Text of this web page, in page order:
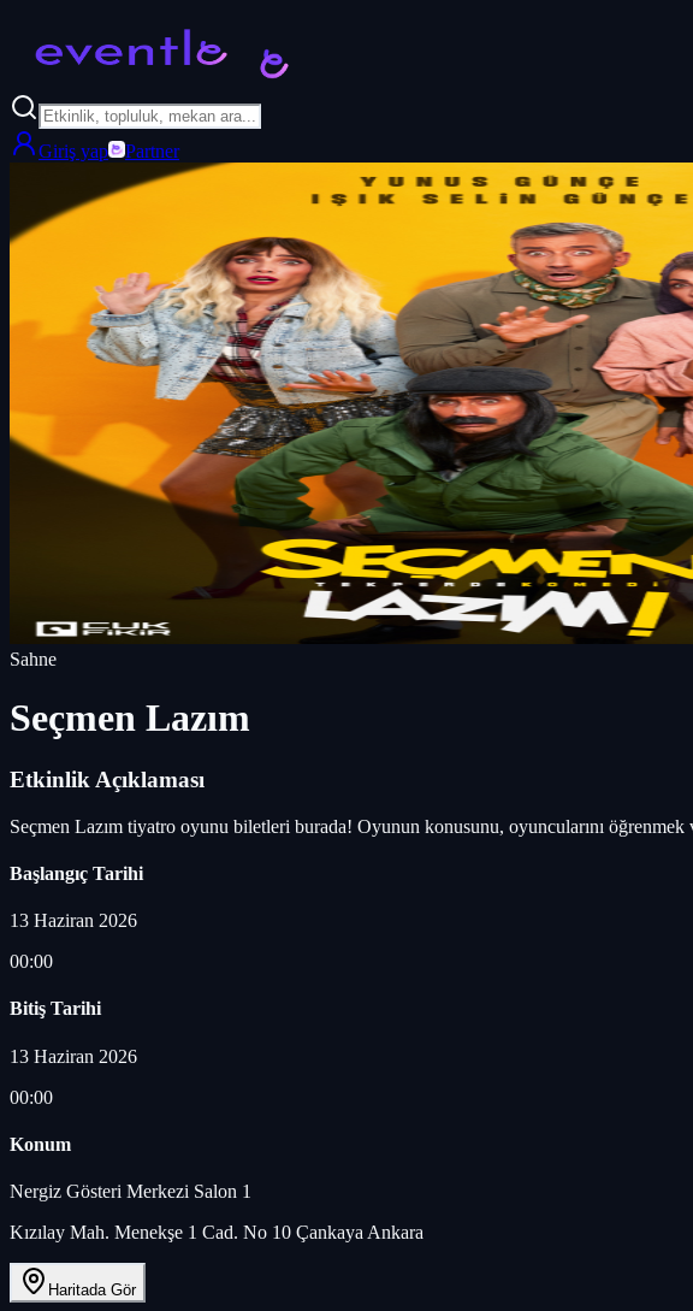
Giriş yap Partner
Sahne
Seçmen Lazım
Etkinlik Açıklaması
Seçmen Lazım tiyatro oyunu biletleri burada! Oyunun konusunu, oyuncularını
Başlangıç Tarihi
13 Haziran 2026
00:00
Bitiş Tarihi
13 Haziran 2026
00:00
Konum
Nergiz Gösteri Merkezi Salon 1
Kızılay Mah. Menekşe 1 Cad. No 10 Çankaya Ankara
Haritada Gör